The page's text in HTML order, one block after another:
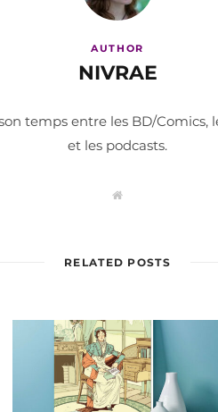
AUTHOR
NIVRAE
temps entre les BD/Comics,
et les podcasts.
W
e
RELATED POSTS